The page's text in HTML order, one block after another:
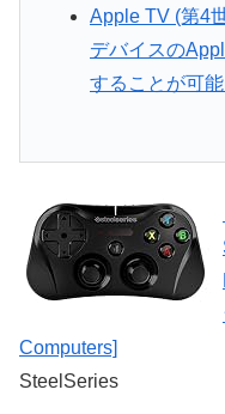
Apple TV (第4
デバイスの
することが可
Computers]
SteelSeries